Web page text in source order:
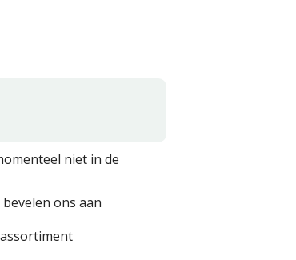
niet in de
ons aan